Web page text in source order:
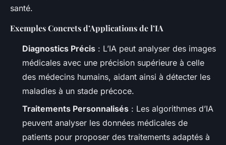
santé.
Exemples Concrets d’Applications de l’IA
Diagnostics Précis : L’IA peut analyser des images
médicales avec une précision supérieure à celle
des médecins humains, aidant ainsi à détecter les
maladies à un stade précoce.
Traitements Personnalisés : Les algorithmes d’IA
peuvent analyser les données médicales de
patients pour proposer des traitements adaptés à